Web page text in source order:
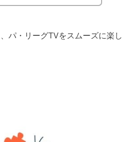
パ・リーグTVをスムーズに楽し